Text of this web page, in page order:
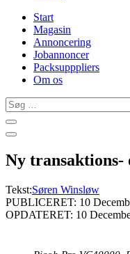
Start
Magasin
Annoncering
Jobannoncer
Packsupppliers
Om os
Søg
…
Ny
Tekst:Søren Winsløw
PUBLICERET: 10
OPDATERET: 10